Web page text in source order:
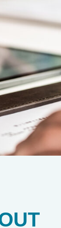
企業法務ま